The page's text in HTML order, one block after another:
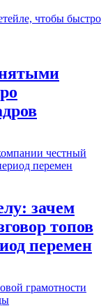
зачем
топов
перемен